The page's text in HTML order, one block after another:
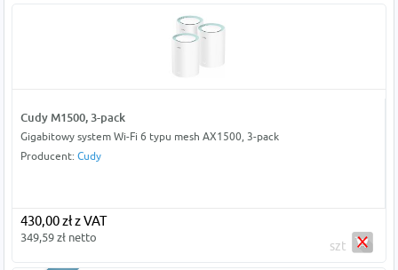
Cudy M1500, 3-pack
Gigabitowy system Wi-Fi 6 typu mesh AX1500, 3-pack
Producent: Cudy
430,00 zł z VAT
349,59 zł netto
szt